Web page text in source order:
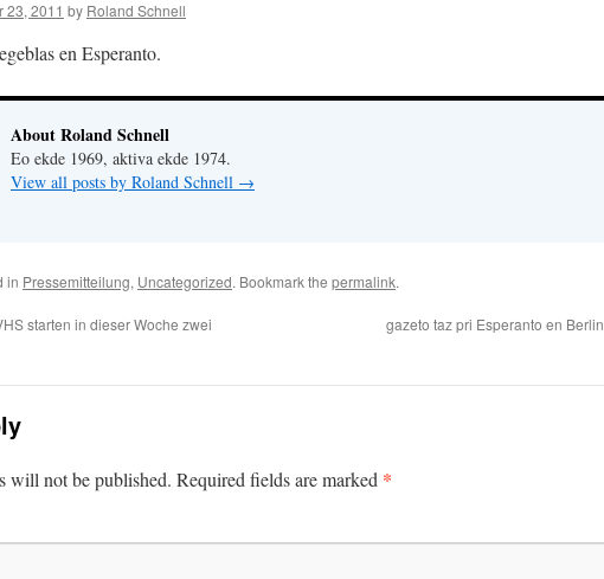
23, 2011 by Roland Schnell
en Esperanto.
About Roland Schnell
Eo ekde 1969, aktiva ekde 1974.
View all posts by Roland Schnell →
in Pressemitteilung, Uncategorized. Bookmark the permalink.
starten in dieser Woche zwei
gazeto taz pri Esperanto en Berlin
will not be published. Required fields are marked *